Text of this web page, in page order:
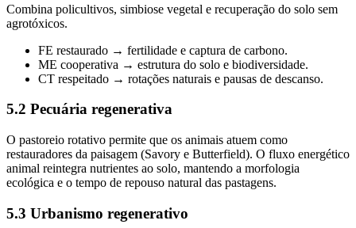
Combina policultivos, simbiose vegetal e recuperação do solo sem
agrotóxicos.
FE restaurado → fertilidade e captura de carbono.
ME cooperativa → estrutura do solo e biodiversidade.
CT respeitado → rotações naturais e pausas de descanso.
5.2 Pecuária regenerativa
O pastoreio rotativo permite que os animais atuem como
restauradores da paisagem (Savory e Butterfield). O fluxo energético
animal reintegra nutrientes ao solo, mantendo a morfologia
ecológica e o tempo de repouso natural das pastagens.
5.3 Urbanismo regenerativo